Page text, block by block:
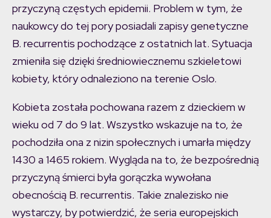
przyczyną częstych epidemii. Problem w tym, że
naukowcy do tej pory posiadali zapisy genetyczne
B. recurrentis pochodzące z ostatnich lat. Sytuacja
zmieniła się dzięki średniowiecznemu szkieletowi
kobiety, który odnaleziono na terenie Oslo.
Kobieta została pochowana razem z dzieckiem w
wieku od 7 do 9 lat. Wszystko wskazuje na to, że
pochodziła ona z nizin społecznych i umarła między
1430 a 1465 rokiem. Wygląda na to, że bezpośrednią
przyczyną śmierci była gorączka wywołana
obecnością B. recurrentis. Takie znalezisko nie
wystarczy, by potwierdzić, że seria europejskich